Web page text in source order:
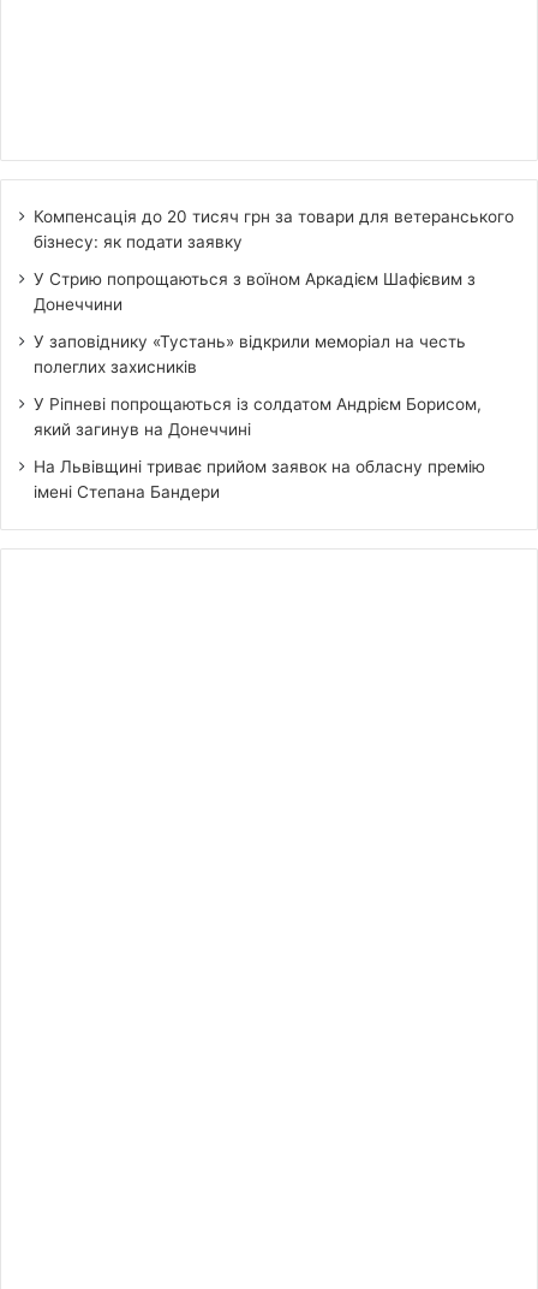
Компенсація до 20 тисяч грн за товари для ветеранського
бізнесу: як подати заявку
У Стрию попрощаються з воїном Аркадієм Шафієвим з
Донеччини
У заповіднику «Тустань» відкрили меморіал на честь
полеглих захисників
У Ріпневі попрощаються із солдатом Андрієм Борисом,
який загинув на Донеччині
На Львівщині триває прийом заявок на обласну премію
імені Степана Бандери